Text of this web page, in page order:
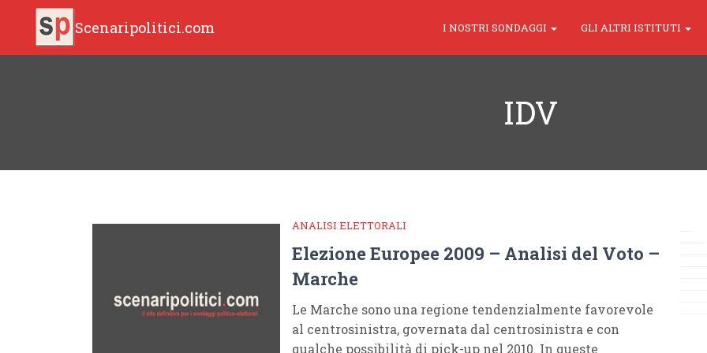
Scenaripolitici.com I NOSTRI SONDAGGI GLI ALTRI ISTITUTI
IDV
ANALISI ELETTORALI
Elezione Europee 2009 – Analisi del Voto –
Marche
Le Marche sono una regione tendenzialmente favorevole
al centrosinistra, governata dal centrosinistra e con
qualche possibilità di pick-up nel 2010. In queste